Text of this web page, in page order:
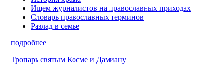
Ищем журналистов на православных приходах
Словарь православных терминов
Разлад в семье
подробнее
Тропарь святым Косме и Дамиану